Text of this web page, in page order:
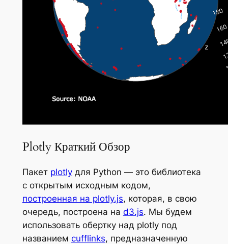
Plotly Краткий Обзор
Пакет plotlyдля Python — это библиотека
с открытым исходным кодом,
построенная на plotly.js, которая, в свою
очередь, построена на d3.js. Мы будем
использовать обертку над plotly под
названием cufflinks, предназначенную